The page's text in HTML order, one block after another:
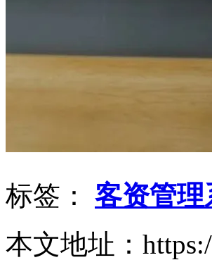
标签： 客资管理
本文地址：